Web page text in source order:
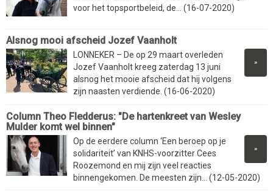
voor het topsportbeleid, de... (16-07-2020)
Alsnog mooi afscheid Jozef Vaanholt
»
LONNEKER – De op 29 maart overleden
Jozef Vaanholt kreeg zaterdag 13 juni
alsnog het mooie afscheid dat hij volgens
zijn naasten verdiende. (16-06-2020)
Column Theo Fledderus: "De hartenkreet van Wesley
Mulder komt wel binnen"
»
Op de eerdere column ‘Een beroep op je
solidariteit’ van KNHS-voorzitter Cees
Roozemond en mij zijn veel reacties
binnengekomen. De meesten zijn... (12-05-2020)